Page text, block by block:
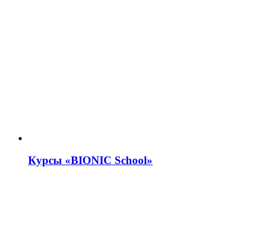
Курсы «BIONIC School»